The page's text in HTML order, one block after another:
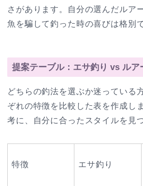
さがあります。自分の選んだルア
魚を騙して釣った時の喜びは格別で
提案テーブル：エサ釣り vs ルア
どちらの釣法を選ぶか迷っている
ぞれの特徴を比較した表を作成し
考に、自分に合ったスタイルを見
特徴 エサ釣り